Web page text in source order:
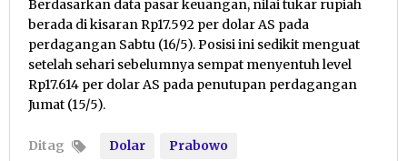
Berdasarkan data pasar keuangan, nilai tukar rupiah
berada di kisaran Rp17.592 per dolar AS pada
perdagangan Sabtu (16/5). Posisi ini sedikit menguat
setelah sehari sebelumnya sempat menyentuh level
Rp17.614 per dolar AS pada penutupan perdagangan
Jumat (15/5).
Ditag Dolar
Prabowo